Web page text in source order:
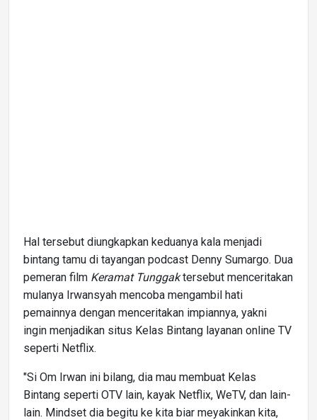
Hal tersebut diungkapkan keduanya kala menjadi
bintang tamu di tayangan podcast Denny Sumargo. Dua
pemeran film Keramat Tunggaktersebut menceritakan
mulanya Irwansyah mencoba mengambil hati
pemainnya dengan menceritakan impiannya, yakni
ingin menjadikan situs Kelas Bintang layanan online TV
seperti Netflix.
"Si Om Irwan ini bilang, dia mau membuat Kelas
Bintang seperti OTV lain, kayak Netflix, WeTV, dan lain-
lain. Mindset dia begitu ke kita biar meyakinkan kita,